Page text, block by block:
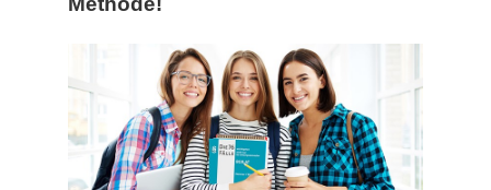
Düsseldorf
Erlangen